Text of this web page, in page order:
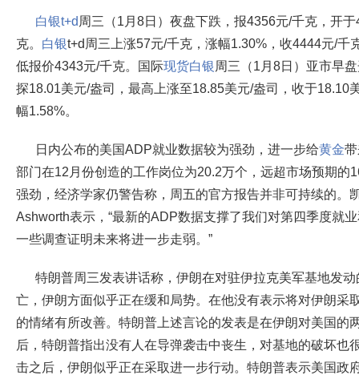
白银t+d 周三（1月8日）夜盘下跌，报4356元/千克，开
克。 白银t+d周三上涨57元/千克，涨幅1.30%，收4444元/千
低报价4343元/千克。国际现货白银 周三（1月8日）亚市早
探18.01美元/盎司，最高上涨至18.85美元/盎司，收于18.10
幅1.58%。
日内公布的美国ADP就业数据较为强劲，进一步给黄金
部门在12月份创造的工作岗位为20.2万个，远超市场预期的
强劲，经济学家仍警告称，周五的官方报告并非可持续的。
Ashworth表示，“最新的ADP数据支撑了我们对第四季度就
一些调查证明未来将进一步走弱。”
特朗普周三发表讲话称，伊朗在对驻伊拉克美军基地发
亡，伊朗方面似乎正在缓和局势。在他没有表示将对伊朗采
的情绪有所改善。特朗普上述言论的发表是在伊朗对美国的
后，特朗普指出没有人在导弹袭击中丧生，对基地的破坏也
击之后，伊朗似乎正在采取进一步行动。特朗普表示美国政